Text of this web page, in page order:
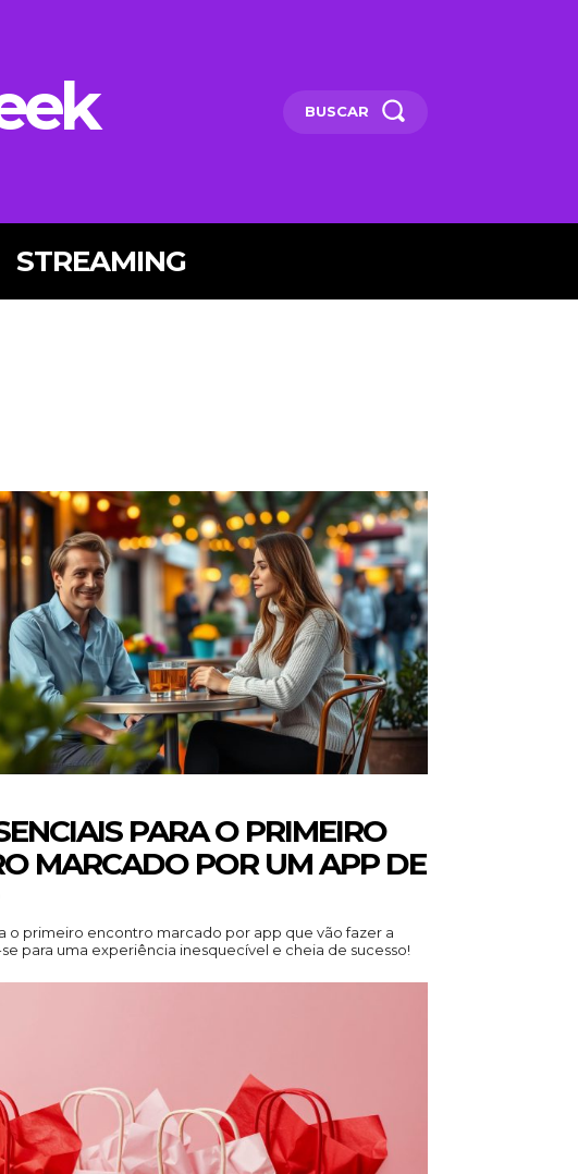
BUSCAR
STREAMING
PARA O PRIMEIRO
MARCADO POR UM APP DE
o primeiro encontro marcado por app que vão fazer a
para uma experiência inesquecível e cheia de sucesso!